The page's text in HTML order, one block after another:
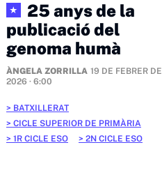
★
25 anys de la
publicació del
genoma humà
ÀNGELA ZORRILLA 19 DE FEBRER DE
2026 · 6:00
BATXILLERAT
CICLE SUPERIOR DE PRIMÀRIA
1R CICLE ESO
2N CICLE ESO